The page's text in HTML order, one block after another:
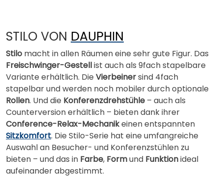
STILO VON DAUPHIN
Stilo macht in allen Räumen eine sehr gute Figur. Das
Freischwinger-Gestellist auch als 9fach stapelbare
Variante erhältlich. Die Vierbeinersind 4fach
stapelbar und werden noch mobiler durch optionale
Rollen. Und die Konferenzdrehstühle – auch als
Counterversion erhältlich – bieten dank ihrer
Conference-Relax-Mechanikeinen entspannten
Sitzkomfort. Die Stilo-Serie hat eine umfangreiche
Auswahl an Besucher- und Konferenzstühlen zu
bieten – und das in Farbe, Formund Funktionideal
aufeinander abgestimmt.